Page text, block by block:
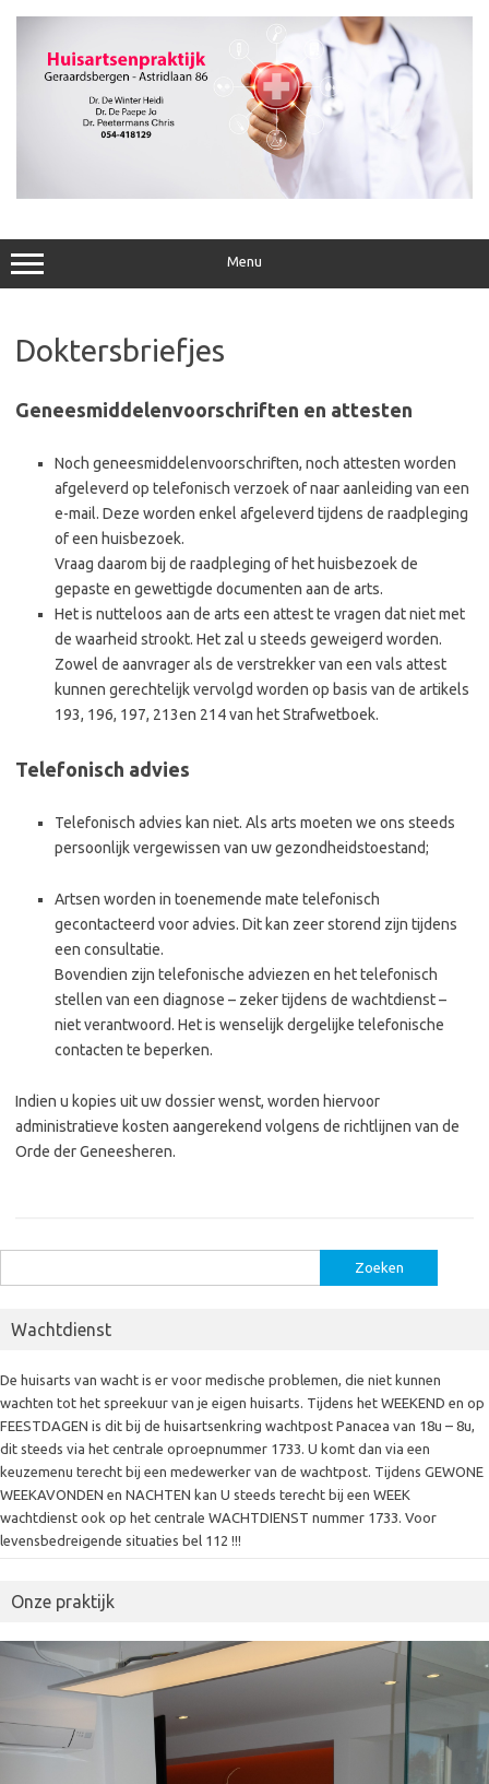
naar
Menu
Doktersbriefjes
Geneesmiddelenvoorschriften en attesten
Noch geneesmiddelenvoorschriften, noch attesten worden
afgeleverd op telefonisch verzoek of naar aanleiding van een
e-mail. Deze worden enkel afgeleverd tijdens de raadpleging
of een huisbezoek.
Vraag daarom bij de raadpleging of het huisbezoek de
gepaste en gewettigde documenten aan de arts.
Het is nutteloos aan de arts een attest te vragen dat niet met
de waarheid strookt. Het zal u steeds geweigerd worden.
Zowel de aanvrager als de verstrekker van een vals attest
kunnen gerechtelijk vervolgd worden op basis van de artikels
193, 196, 197, 213en 214 van het Strafwetboek.
Telefonisch advies
Telefonisch advies kan niet. Als arts moeten we ons steeds
persoonlijk vergewissen van uw gezondheidstoestand;
Artsen worden in toenemende mate telefonisch
gecontacteerd voor advies. Dit kan zeer storend zijn tijdens
een consultatie.
Bovendien zijn telefonische adviezen en het telefonisch
stellen van een diagnose – zeker tijdens de wachtdienst –
niet verantwoord. Het is wenselijk dergelijke telefonische
contacten te beperken.
Indien u kopies uit uw dossier wenst, worden hiervoor
administratieve kosten aangerekend volgens de richtlijnen van de
Orde der Geneesheren.
naar:
Wachtdienst
De huisarts van wacht is er voor medische problemen, die niet kunnen
wachten tot het spreekuur van je eigen huisarts. Tijdens het WEEKEND en op
FEESTDAGEN is dit bij de huisartsenkring wachtpost Panacea van 18u – 8u,
dit steeds via het centrale oproepnummer 1733. U komt dan via een
keuzemenu terecht bij een medewerker van de wachtpost. Tijdens GEWONE
WEEKAVONDEN en NACHTEN kan U steeds terecht bij een WEEK
wachtdienst ook op het centrale WACHTDIENST nummer 1733. Voor
levensbedreigende situaties bel 112 !!!
Onze praktijk